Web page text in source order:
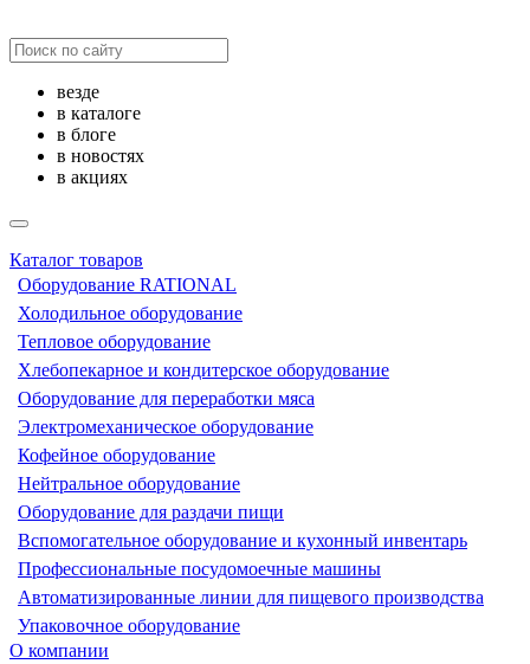
везде
в каталоге
в блоге
в новостях
в акциях
Каталог товаров
Оборудование RATIONAL
Холодильное оборудование
Тепловое оборудование
Хлебопекарное и кондитерское оборудование
Оборудование для переработки мяса
Электромеханическое оборудование
Кофейное оборудование
Нейтральное оборудование
Оборудование для раздачи пищи
Вспомогательное оборудование и кухонный инвентарь
Профессиональные посудомоечные машины
Автоматизированные линии для пищевого производства
Упаковочное оборудование
О компании